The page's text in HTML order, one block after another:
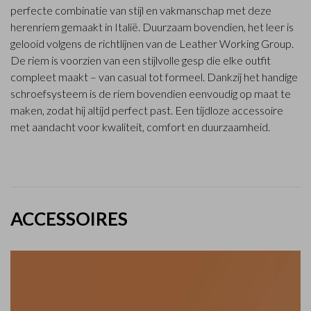
perfecte combinatie van stijl en vakmanschap met deze
herenriem gemaakt in Italië. Duurzaam bovendien, het leer is
gelooid volgens de richtlijnen van de Leather Working Group.
De riem is voorzien van een stijlvolle gesp die elke outfit
compleet maakt – van casual tot formeel. Dankzij het handige
schroefsysteem is de riem bovendien eenvoudig op maat te
maken, zodat hij altijd perfect past. Een tijdloze accessoire
met aandacht voor kwaliteit, comfort en duurzaamheid.
ACCESSOIRES